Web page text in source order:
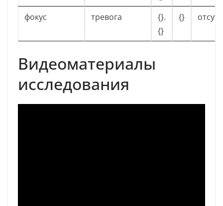
фокус
тревога
{}.
{}
{}
Видеоматериалы
исследования